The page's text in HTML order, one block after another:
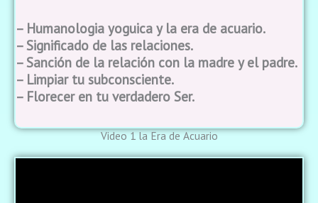
– Humanologia yoguica y la era de acuario.
– Significado de las relaciones.
– Sanción de la relación con la madre y el padre.
– Limpiar tu subconsciente.
– Florecer en tu verdadero Ser.
Video 1 la Era de Acuario